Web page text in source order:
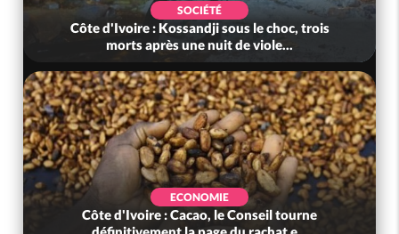
SOCIÉTÉ
Côte d'Ivoire : Kossandji sous le choc, trois
morts après une nuit de viole...
ECONOMIE
Côte d'Ivoire : Cacao, le Conseil tourne